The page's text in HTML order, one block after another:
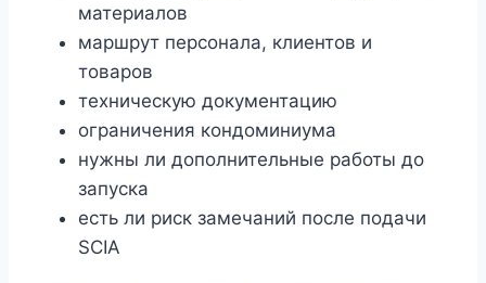
материалов
маршрут персонала, клиентов и
товаров
техническую документацию
ограничения кондоминиума
нужны ли дополнительные работы до
запуска
есть ли риск замечаний после подачи
SCIA